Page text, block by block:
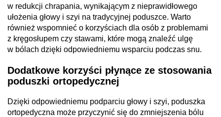
w redukcji chrapania, wynikającym z nieprawidłowego
ułożenia głowy i szyi na tradycyjnej poduszce. Warto
również wspomnieć o korzyściach dla osób z problemami
z kręgosłupem czy stawami, które mogą znaleźć ulgę
w bólach dzięki odpowiedniemu wsparciu podczas snu.
Dodatkowe korzyści płynące ze stosowania
poduszki ortopedycznej
Dzięki odpowiedniemu podparciu głowy i szyi, poduszka
ortopedyczna może przyczynić się do zmniejszenia bólu